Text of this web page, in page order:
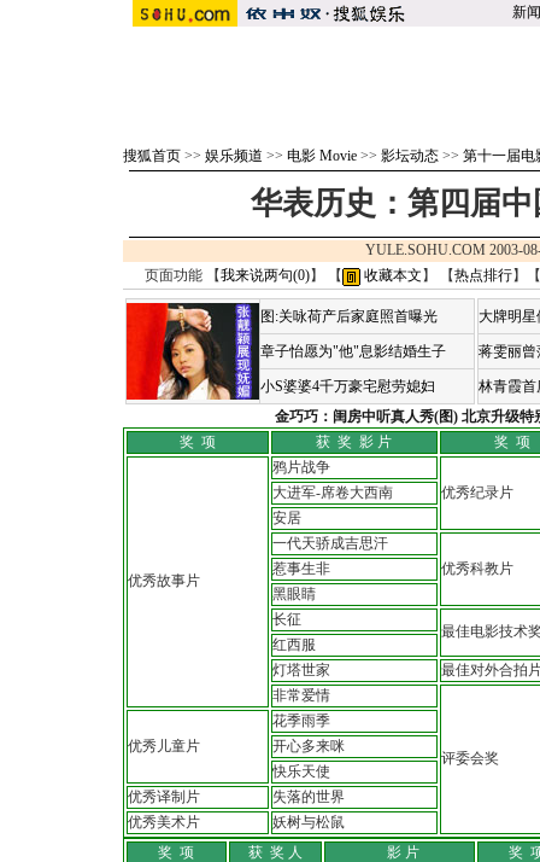
新闻
搜狐首页>> 娱乐频道 >> 电影 Movie>> 影坛动态>> 第十一届电
华表历史：第四届
YULE.SOHU.COM 2003-
页面功能 【我来说两句(0)】 【 收藏本文 】 【热点排行】【
图:关咏荷产后家庭照首曝光
章子怡愿为"他"息影结婚生子
小S婆婆4千万豪宅慰劳媳妇
大牌明星
蒋雯丽曾
林青霞首
金巧巧：闺房中听真人秀(图) 北京升级特
奖 项
获 奖 影 片 奖 项
优秀故事片
鸦片战争
优秀纪录片
大进军-席卷大西南
安居
一代天骄成吉思汗
优秀科教片
惹事生非
黑眼睛
长征
最佳电影技术
红西服
灯塔世家
最佳对外合拍
非常爱情
评委会奖
优秀儿童片
花季雨季
开心多来咪
快乐天使
优秀译制片
失落的世界
优秀美术片
妖树与松鼠
奖 项
获 奖 人 影 片 奖